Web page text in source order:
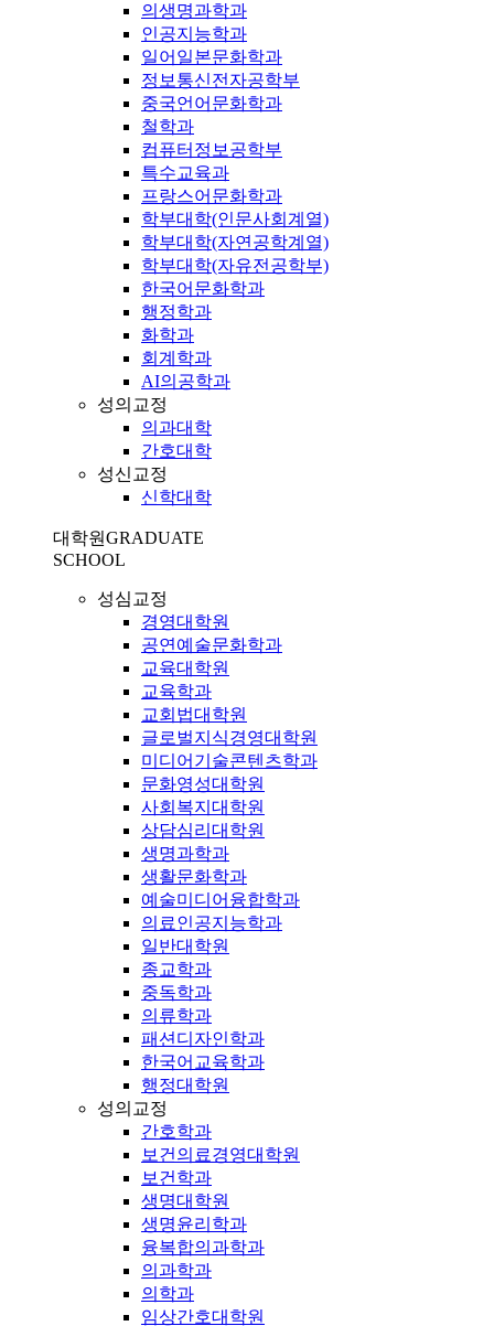
의생명과학과
인공지능학과
일어일본문화학과
정보통신전자공학부
중국언어문화학과
철학과
컴퓨터정보공학부
특수교육과
프랑스어문화학과
학부대학(인문사회계열)
학부대학(자연공학계열)
학부대학(자유전공학부)
한국어문화학과
행정학과
화학과
회계학과
AI의공학과
성의교정
의과대학
간호대학
성신교정
신학대학
대학원GRADUATE
SCHOOL
성심교정
경영대학원
공연예술문화학과
교육대학원
교육학과
교회법대학원
글로벌지식경영대학원
미디어기술콘텐츠학과
문화영성대학원
사회복지대학원
상담심리대학원
생명과학과
생활문화학과
예술미디어융합학과
의료인공지능학과
일반대학원
종교학과
중독학과
의류학과
패션디자인학과
한국어교육학과
행정대학원
성의교정
간호학과
보건의료경영대학원
보건학과
생명대학원
생명윤리학과
융복합의과학과
의과학과
의학과
임상간호대학원